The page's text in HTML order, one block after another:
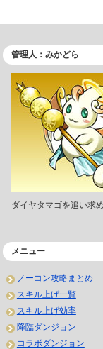
管理人：みかどら
ダイヤタマゴを追い求
メニュー
ノーコン攻略まとめ
スキル上げ一覧
スキル上げ効率
降臨ダンジョン
コラボダンジョン